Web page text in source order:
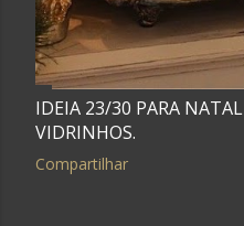
IDEIA 23/30 PARA
VIDRINHOS.
Compartilhar